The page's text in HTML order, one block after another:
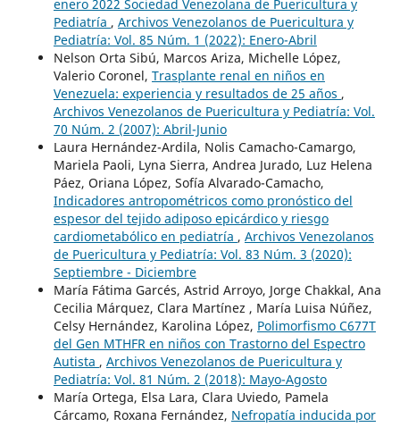
enero 2022 Sociedad Venezolana de Puericultura y
Pediatría , Archivos Venezolanos de Puericultura y
Pediatría: Vol. 85 Núm. 1 (2022): Enero-Abril
Nelson Orta Sibú, Marcos Ariza, Michelle López,
Valerio Coronel, Trasplante renal en niños en
Venezuela: experiencia y resultados de 25 años ,
Archivos Venezolanos de Puericultura y Pediatría: Vol.
70 Núm. 2 (2007): Abril-Junio
Laura Hernández-Ardila, Nolis Camacho-Camargo,
Mariela Paoli, Lyna Sierra, Andrea Jurado, Luz Helena
Páez, Oriana López, Sofía Alvarado-Camacho,
Indicadores antropométricos como pronóstico del
espesor del tejido adiposo epicárdico y riesgo
cardiometabólico en pediatría , Archivos Venezolanos
de Puericultura y Pediatría: Vol. 83 Núm. 3 (2020):
Septiembre - Diciembre
María Fátima Garcés, Astrid Arroyo, Jorge Chakkal, Ana
Cecilia Márquez, Clara Martínez , María Luisa Núñez,
Celsy Hernández, Karolina López, Polimorfismo C677T
del Gen MTHFR en niños con Trastorno del Espectro
Autista , Archivos Venezolanos de Puericultura y
Pediatría: Vol. 81 Núm. 2 (2018): Mayo-Agosto
María Ortega, Elsa Lara, Clara Uviedo, Pamela
Cárcamo, Roxana Fernández, Nefropatía inducida por